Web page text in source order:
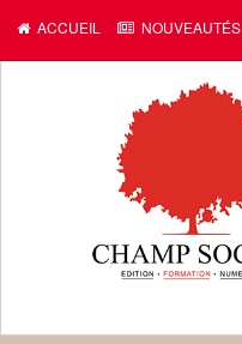
ACCUEIL NOUVEAUTÉS